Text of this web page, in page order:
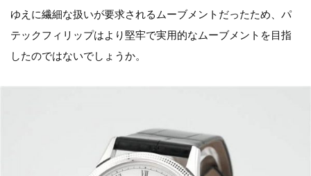
ゆえに繊細な扱いが要求されるムーブメントだったため、パ
テックフィリップはより堅牢で実用的なムーブメントを目指
したのではないでしょうか。